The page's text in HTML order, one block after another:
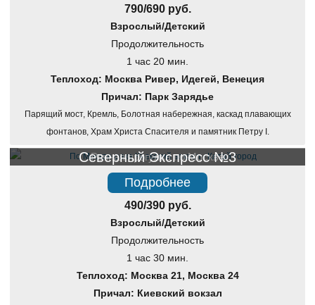
790/690 руб.
Взрослый/Детский
Продолжительность
1 час 20 мин.
Теплоход: Москва Ривер, Идегей, Венеция
Причал: Парк Зарядье
Парящий мост, Кремль, Болотная набережная, каскад плавающих
фонтанов, Храм Христа Спасителя и памятник Петру I.
Речная прогулка по Москве
Северный Экспресс №3
Подробнее
490/390 руб.
Взрослый/Детский
Продолжительность
1 час 30 мин.
Теплоход: Москва 21, Москва 24
Причал: Киевский вокзал